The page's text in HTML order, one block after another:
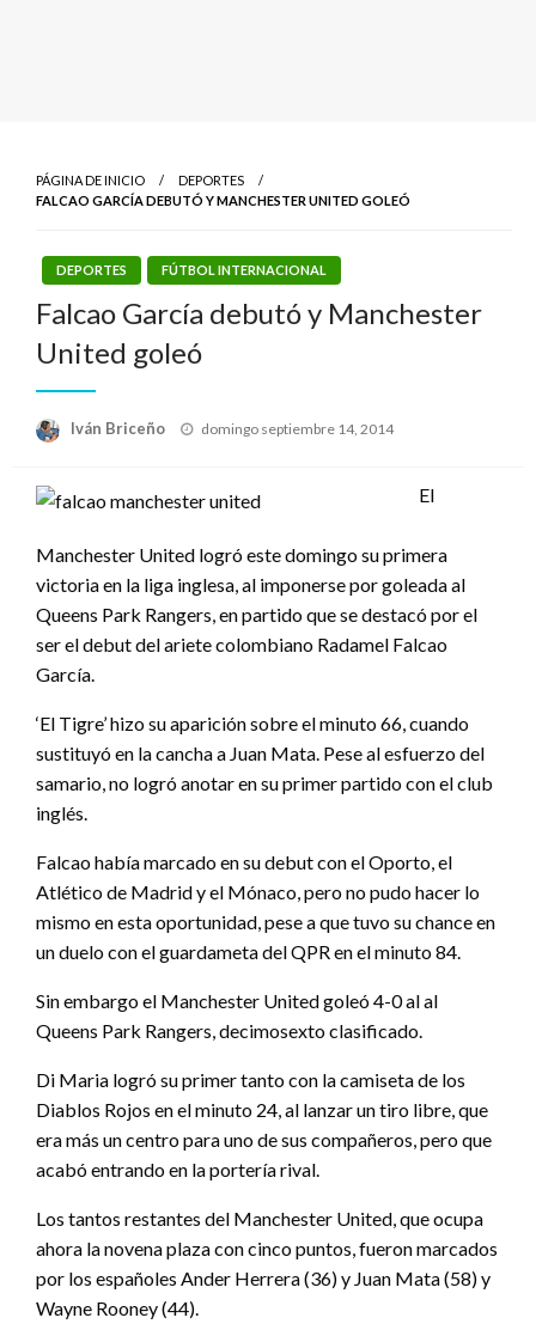
PÁGINA DE INICIO
DEPORTES
FALCAO GARCÍA DEBUTÓ Y MANCHESTER UNITED GOLEÓ
DEPORTES FÚTBOL INTERNACIONAL
Falcao García debutó y Manchester
United goleó
Iván Briceño
Publicado
domingo septiembre 14, 2014
El
Manchester United logró este domingo su primera
victoria en la liga inglesa, al imponerse por goleada al
Queens Park Rangers, en partido que se destacó por el
ser el debut del ariete colombiano Radamel Falcao
García.
‘El Tigre’ hizo su aparición sobre el minuto 66, cuando
sustituyó en la cancha a Juan Mata. Pese al esfuerzo del
samario, no logró anotar en su primer partido con el club
inglés.
Falcao había marcado en su debut con el Oporto, el
Atlético de Madrid y el Mónaco, pero no pudo hacer lo
mismo en esta oportunidad, pese a que tuvo su chance en
un duelo con el guardameta del QPR en el minuto 84.
Sin embargo el Manchester United goleó 4-0 al al
Queens Park Rangers, decimosexto clasificado.
Di Maria logró su primer tanto con la camiseta de los
Diablos Rojos en el minuto 24, al lanzar un tiro libre, que
era más un centro para uno de sus compañeros, pero que
acabó entrando en la portería rival.
Los tantos restantes del Manchester United, que ocupa
ahora la novena plaza con cinco puntos, fueron marcados
por los españoles Ander Herrera (36) y Juan Mata (58) y
Wayne Rooney (44).